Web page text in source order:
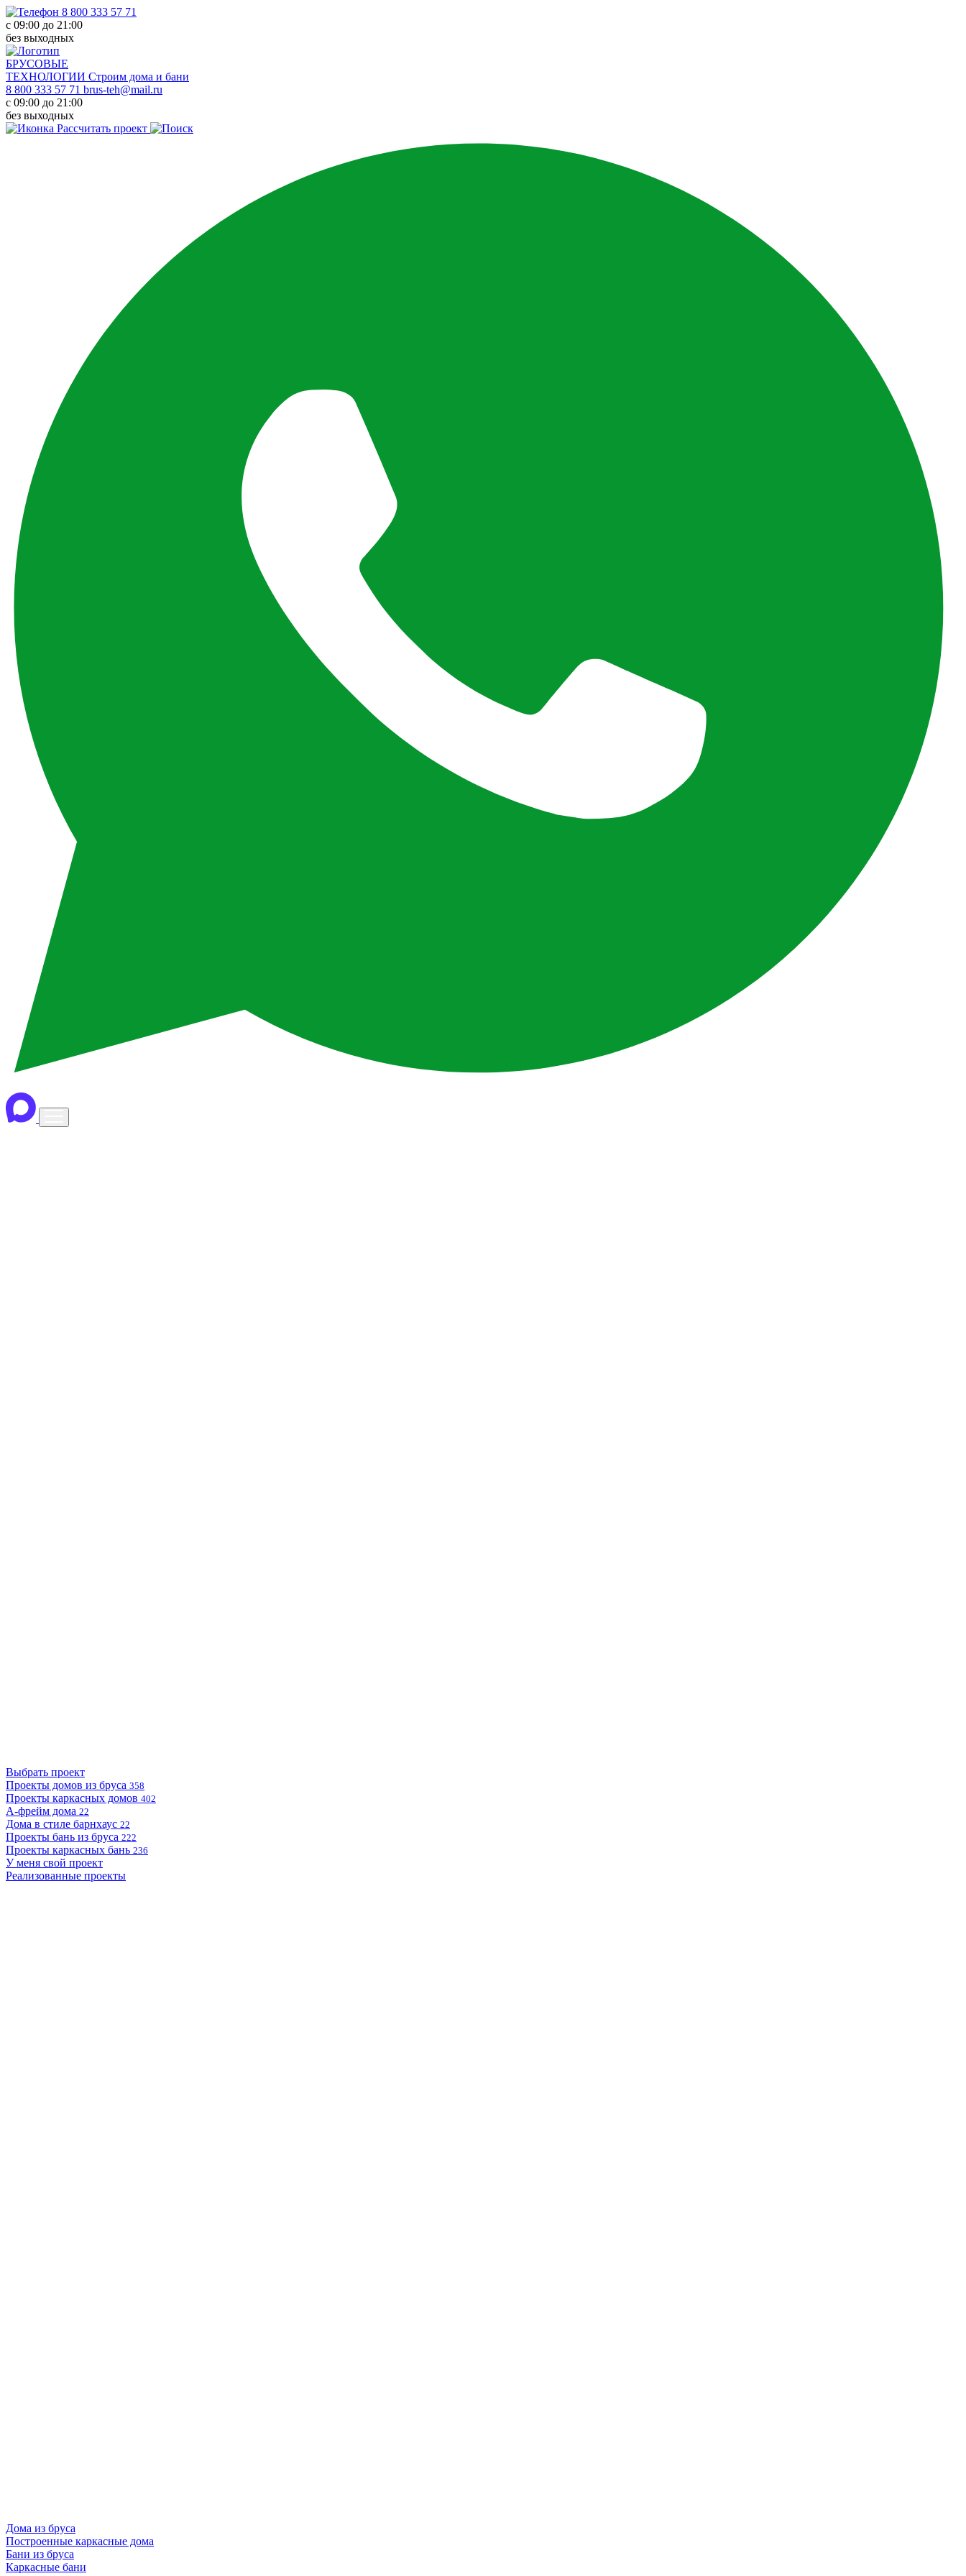
8 800 333 57 71
с 09:00 до 21:00
без выходных
БРУСОВЫЕ
ТЕХНОЛОГИИ Строим дома и бани
8 800 333 57 71 brus-teh@mail.ru
с 09:00 до 21:00
без выходных
Рассчитать проект
Выбрать проект
Проекты домов из бруса 358
Проекты каркасных домов 402
А-фрейм дома 22
Дома в стиле барнхаус 22
Проекты бань из бруса 222
Проекты каркасных бань 236
У меня свой проект
Реализованные проекты
Дома из бруса
Построенные каркасные дома
Бани из бруса
Каркасные бани